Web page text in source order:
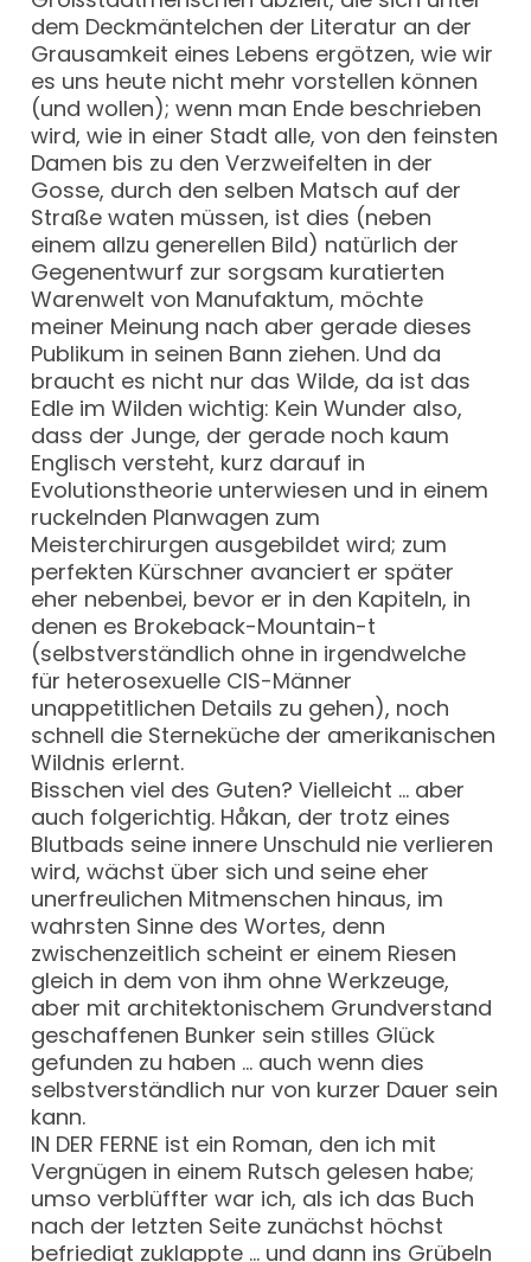
dem Deckmäntelchen der Literatur an der
Grausamkeit eines Lebens ergötzen, wie wir
es uns heute nicht mehr vorstellen können
(und wollen); wenn man Ende beschrieben
wird, wie in einer Stadt alle, von den feinsten
Damen bis zu den Verzweifelten in der
Gosse, durch den selben Matsch auf der
Straße waten müssen, ist dies (neben
einem allzu generellen Bild) natürlich der
Gegenentwurf zur sorgsam kuratierten
Warenwelt von Manufaktum, möchte
meiner Meinung nach aber gerade dieses
Publikum in seinen Bann ziehen. Und da
braucht es nicht nur das Wilde, da ist das
Edle im Wilden wichtig: Kein Wunder also,
dass der Junge, der gerade noch kaum
Englisch versteht, kurz darauf in
Evolutionstheorie unterwiesen und in einem
ruckelnden Planwagen zum
Meisterchirurgen ausgebildet wird; zum
perfekten Kürschner avanciert er später
eher nebenbei, bevor er in den Kapiteln, in
denen es Brokeback-Mountain-t
(selbstverständlich ohne in irgendwelche
für heterosexuelle CIS-Männer
unappetitlichen Details zu gehen), noch
schnell die Sterneküche der amerikanischen
Wildnis erlernt.
Bisschen viel des Guten? Vielleicht … aber
auch folgerichtig. Håkan, der trotz eines
Blutbads seine innere Unschuld nie verlieren
wird, wächst über sich und seine eher
unerfreulichen Mitmenschen hinaus, im
wahrsten Sinne des Wortes, denn
zwischenzeitlich scheint er einem Riesen
gleich in dem von ihm ohne Werkzeuge,
aber mit architektonischem Grundverstand
geschaffenen Bunker sein stilles Glück
gefunden zu haben … auch wenn dies
selbstverständlich nur von kurzer Dauer sein
kann.
IN DER FERNE ist ein Roman, den ich mit
Vergnügen in einem Rutsch gelesen habe;
umso verblüffter war ich, als ich das Buch
nach der letzten Seite zunächst höchst
befriedigt zuklappte … und dann ins Grübeln